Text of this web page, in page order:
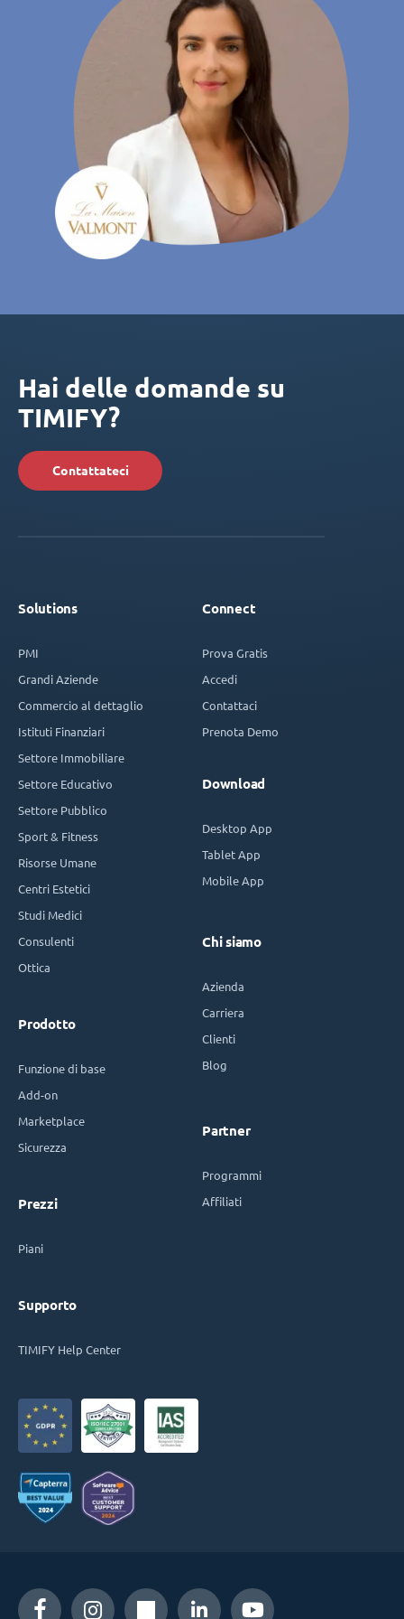
Hai delle domande su
TIMIFY?
Contattateci
Solutions
PMI
Grandi Aziende
Commercio al dettaglio
Istituti Finanziari
Settore Immobiliare
Settore Educativo
Settore Pubblico
Sport & Fitness
Risorse Umane
Centri Estetici
Studi Medici
Consulenti
Ottica
Prodotto
Funzione di base
Add-on
Marketplace
Sicurezza
Prezzi
Piani
Supporto
TIMIFY Help Center
Connect
Prova Gratis
Accedi
Contattaci
Prenota Demo
Download
Desktop App
Tablet App
Mobile App
Chi siamo
Azienda
Carriera
Clienti
Blog
Partner
Programmi
Affiliati